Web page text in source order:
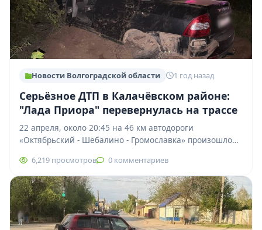
Новости Волгоградской области 1 год назад
Серьёзное ДТП в Калачёвском районе:
"Лада Приора" перевернулась на трассе
22 апреля, около 20:45 на 46 км автодороги
«Октябрьский - Шебалино - Громославка» произошло
предварительным данным,…
6,219 просмотров 0 комментариев